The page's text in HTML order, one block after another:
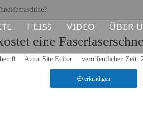
MARKIERMASCHINE
MARKIERMASCHINE
HEISS
Faserlaser-
VIDEO ÜBER
eine
0Autor:Site Editor veröffentlichen Zeit:
erkundigen